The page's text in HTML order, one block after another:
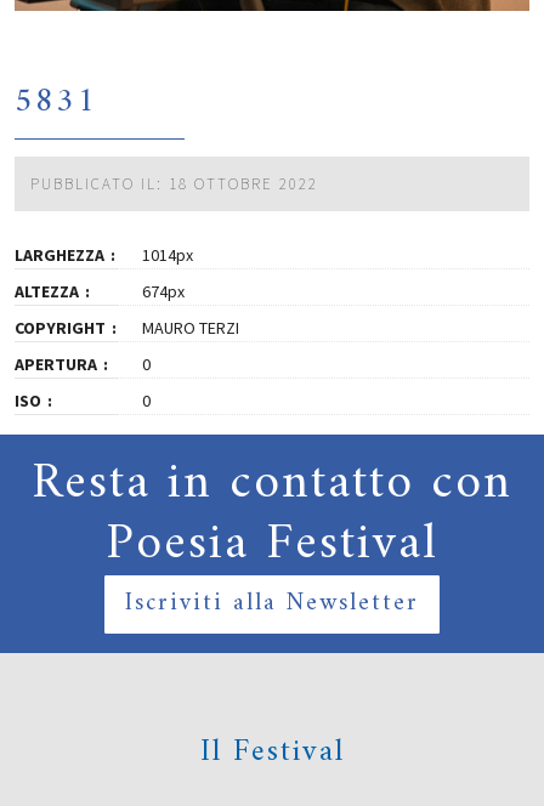
5831
PUBBLICATO IL: 18 OTTOBRE 2022
LARGHEZZA
1014px
ALTEZZA
674px
COPYRIGHT
MAURO TERZI
APERTURA
0
ISO
0
Resta in contatto con
Poesia Festival
Iscriviti alla Newsletter
Il Festival